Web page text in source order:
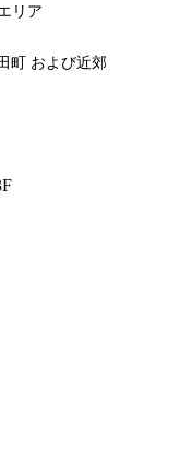
リア
町 および近郊